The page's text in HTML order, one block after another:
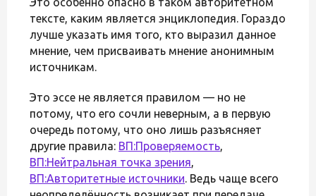
тексте, каким является энциклопедия. Гораздо
лучше указать имя того, кто выразил данное
мнение, чем присваивать мнение анонимным
источникам.
Это эссе не является правилом — но не
потому, что его сочли неверным, а в первую
очередь потому, что оно лишь разъясняет
другие правила: ВП:Проверяемость,
ВП:Нейтральная точка зрения,
ВП:Авторитетные источники. Ведь чаще всего